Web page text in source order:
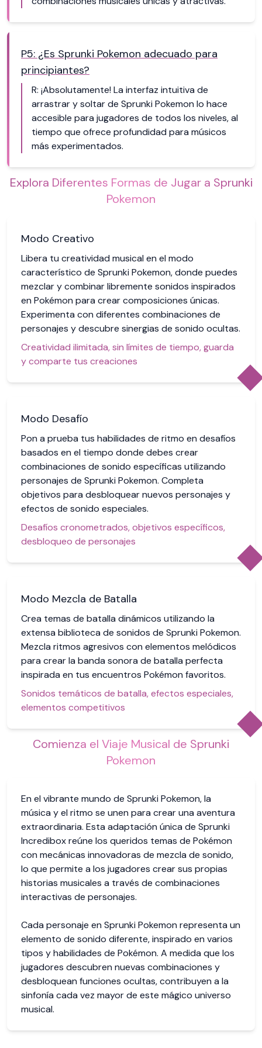
P5: ¿Es Sprunki Pokemon adecuado para
principiantes?
R: ¡Absolutamente! La interfaz intuitiva de
arrastrar y soltar de Sprunki Pokemon lo hace
accesible para jugadores de todos los niveles, al
tiempo que ofrece profundidad para músicos
más experimentados.
Explora Diferentes Formas de Jugar a Sprunki
Pokemon
Modo Creativo
Libera tu creatividad musical en el modo
característico de Sprunki Pokemon, donde puedes
mezclar y combinar libremente sonidos inspirados
en Pokémon para crear composiciones únicas.
Experimenta con diferentes combinaciones de
personajes y descubre sinergias de sonido ocultas.
Creatividad ilimitada, sin límites de tiempo, guarda
y comparte tus creaciones
Modo Desafío
Pon a prueba tus habilidades de ritmo en desafíos
basados en el tiempo donde debes crear
combinaciones de sonido específicas utilizando
personajes de Sprunki Pokemon. Completa
objetivos para desbloquear nuevos personajes y
efectos de sonido especiales.
Desafíos cronometrados, objetivos específicos,
desbloqueo de personajes
Modo Mezcla de Batalla
Crea temas de batalla dinámicos utilizando la
extensa biblioteca de sonidos de Sprunki Pokemon.
Mezcla ritmos agresivos con elementos melódicos
para crear la banda sonora de batalla perfecta
inspirada en tus encuentros Pokémon favoritos.
Sonidos temáticos de batalla, efectos especiales,
elementos competitivos
Comienza el Viaje Musical de Sprunki
Pokemon
En el vibrante mundo de Sprunki Pokemon, la
música y el ritmo se unen para crear una aventura
extraordinaria. Esta adaptación única de Sprunki
Incredibox reúne los queridos temas de Pokémon
con mecánicas innovadoras de mezcla de sonido,
lo que permite a los jugadores crear sus propias
historias musicales a través de combinaciones
interactivas de personajes.
Cada personaje en Sprunki Pokemon representa un
elemento de sonido diferente, inspirado en varios
tipos y habilidades de Pokémon. A medida que los
jugadores descubren nuevas combinaciones y
desbloquean funciones ocultas, contribuyen a la
sinfonía cada vez mayor de este mágico universo
musical.